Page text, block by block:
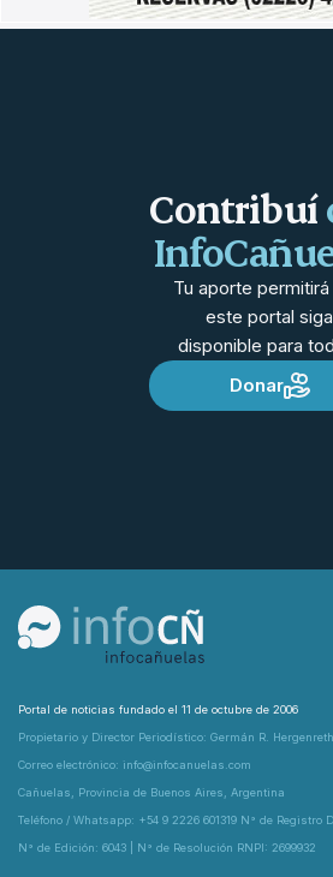
Contribuí
Tu aporte permitirá
este portal siga
disponible para
Donar
Portal de noticias fundado el 11 de octubre de 2006
Propietario y Director Periodístico: Germán R.
Correo electrónico: info@infocanuelas.com
Cañuelas, Provincia de Buenos Aires, Argentina
Teléfono / Whatsapp: +54 9 2226 601319 N° de Registro
N° de Edición: 6043 | N° de Resolución RNPI: 2699932